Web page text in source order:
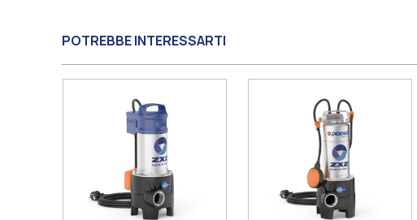
POTREBBE INTERESSARTI